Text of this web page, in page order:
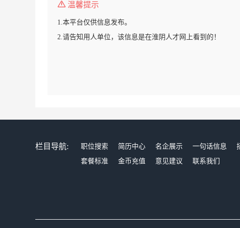
温馨提示
1.本平台仅供信息发布。
2.请告知用人单位，该信息是在淮阴人才网上看到的！
栏目导航: 职位搜索 简历中心 名企展示 一句话信息
套餐标准
金币充值 意见建议 联系我们